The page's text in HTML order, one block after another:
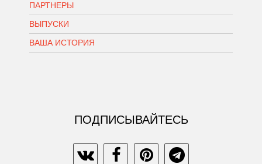
ПАРТНЕРЫ
ВЫПУСКИ
ВАША ИСТОРИЯ
ПОДПИСЫВАЙТЕСЬ